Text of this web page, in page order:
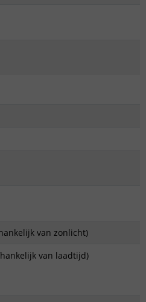
van zonlicht)
van laadtijd)